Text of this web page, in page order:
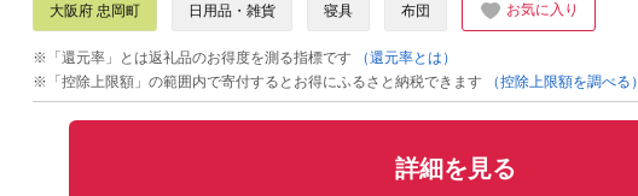
大阪府 忠岡町 日用品・雑貨 寝具 布団 お気に入り
※「還元率」とは返礼品のお得度を測る指標です
（還元率とは）
※「控除上限額」の範囲内で寄付するとお得にふるさと納税できます
（控除上限額を調べる）
詳細を見る